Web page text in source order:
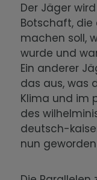
Der Jäger
Botschaft, die
machen soll,
wurde und
Ein anderer
das aus, was
Klima und im
des
deutsch-
nun geworden